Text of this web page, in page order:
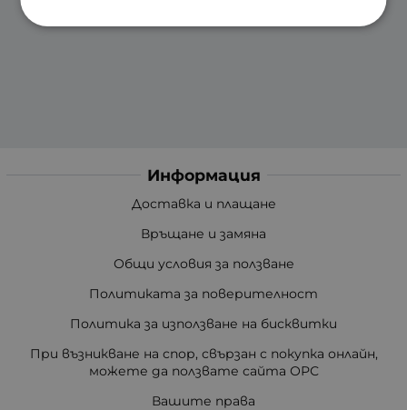
Информация
Доставка и плащане
Връщане и замяна
Общи условия за ползване
Политиката за поверителност
Политика за използване на бисквитки
При възникване на спор, свързан с покупка онлайн,
можете да ползвате сайта ОРС
Вашите права